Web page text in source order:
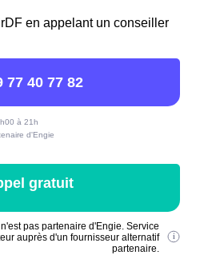
en appelant un conseiller
77 40 77 82
à 21h
d'Engie
gratuit
pas partenaire d'Engie. Service
auprès d'un fournisseur alternatif
partenaire.